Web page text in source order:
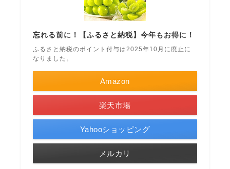
忘れる前に！【ふるさと納税】今年もお得に！
ふるさと納税のポイント付与は2025年10月に廃止に
なりました。
Amazon
楽天市場
Yahooショッピング
メルカリ